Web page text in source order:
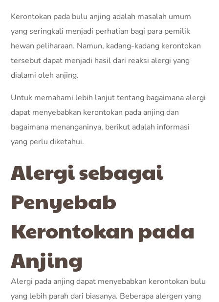
Kerontokan pada bulu anjing adalah masalah umum
yang seringkali menjadi perhatian bagi para pemilik
hewan peliharaan. Namun, kadang-kadang kerontokan
tersebut dapat menjadi hasil dari reaksi alergi yang
dialami oleh anjing.
Untuk memahami lebih lanjut tentang bagaimana alergi
dapat menyebabkan kerontokan pada anjing dan
bagaimana menanganinya, berikut adalah informasi
yang perlu diketahui.
Alergi sebagai
Penyebab
Kerontokan pada
Anjing
Alergi pada anjing dapat menyebabkan kerontokan bulu
yang lebih parah dari biasanya. Beberapa alergen yang